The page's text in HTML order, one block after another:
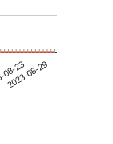
23
2023-08-29